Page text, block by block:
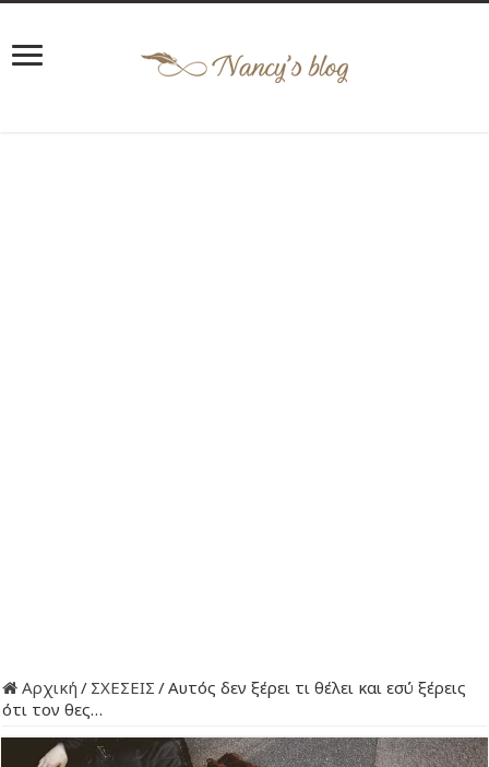
Αρχική / ΣΧΕΣΕΙΣ /Αυτός δεν ξέρει τι θέλει και εσύ ξέρεις
ότι τον θες…